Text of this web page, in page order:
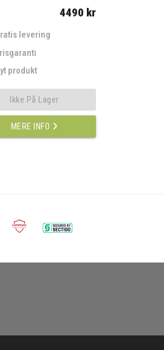
4490 kr
levering
produkt
Ikke På Lager
MERE INFO